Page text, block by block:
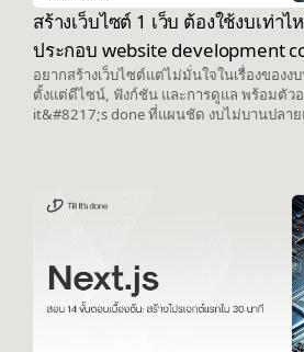
สร้างเว็บไซต์ 1 เว็บ ต้องใช้งบเท่าไ
ประกอบ website development
อยากสร้างเว็บไซต์แต่ไม่มั่นใจในเรื่องของง
ตั้งแต่ดีไซน์, ฟังก์ชัน และการดูแล พร้อมตัวอ
it&#8217;s done ที่แผนชัด งบไม่บานปลา